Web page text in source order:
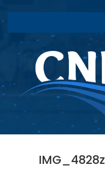
IMG_4828z